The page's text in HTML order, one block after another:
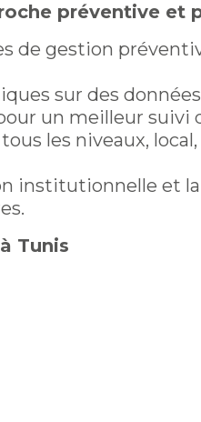
préventive
de gestion
sur des
un meilleur suivi
les niveaux,
institutionnelle et
Tunis